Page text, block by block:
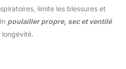
limite les blessures et
poulailler propre, sec et ventilé